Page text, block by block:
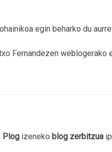
egin beharko du
Fernandezen
Plog izeneko blog zerbitzua